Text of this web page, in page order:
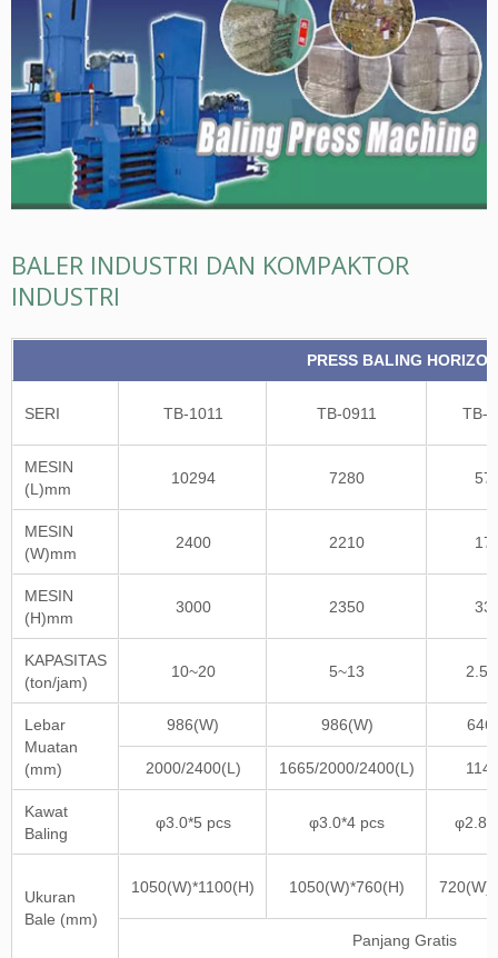
BALER INDUSTRI DAN KOMPAKTOR
INDUSTRI
PRESS BALING
SERI TB-1011 TB-0911 TB-
MESIN
(L)mm
10294 7280
MESIN
(W)mm
2400 2210
MESIN
(H)mm
3000 2350
KAPASITAS
(ton/jam)
10~20 5~13
Lebar
Muatan
(mm)
986(W) 986(W)
2000/2400(L) 1665/2000/2400(L)
Kawat
Baling
φ3.0*5 pcs φ3.0*4 pcs
Ukuran
Bale (mm)
1050(W)*1100(H) 1050(W)*760(H)
Panjang Gratis